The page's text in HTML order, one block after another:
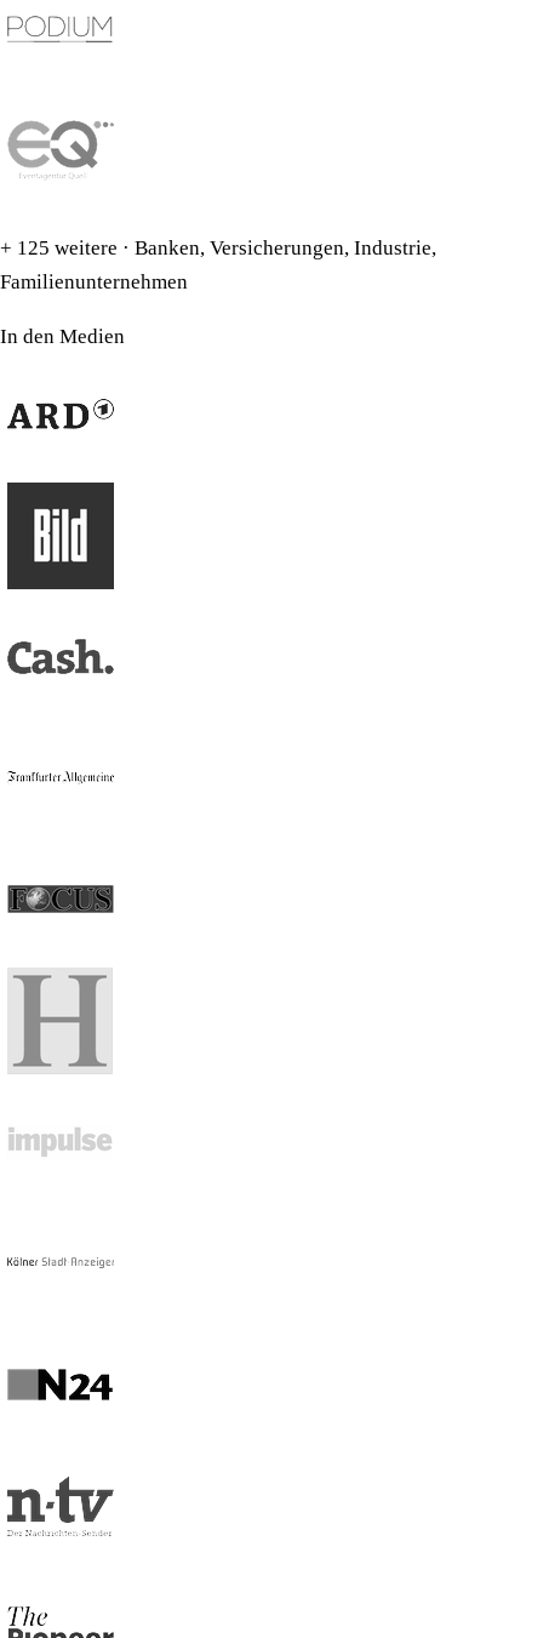
+ 125 weitere · Banken, Versicherungen, Industrie,
Familienunternehmen
In den Medien